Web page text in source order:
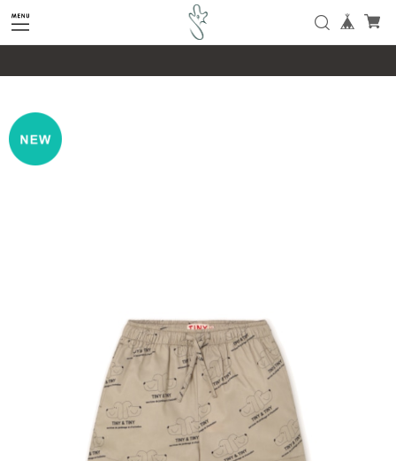
google-site-verification=SHQu5n4yz7-
tPsbAaiX89DBKMypZL6raQx7JsECLt-4